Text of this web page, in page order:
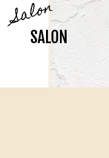
Salon
SALON